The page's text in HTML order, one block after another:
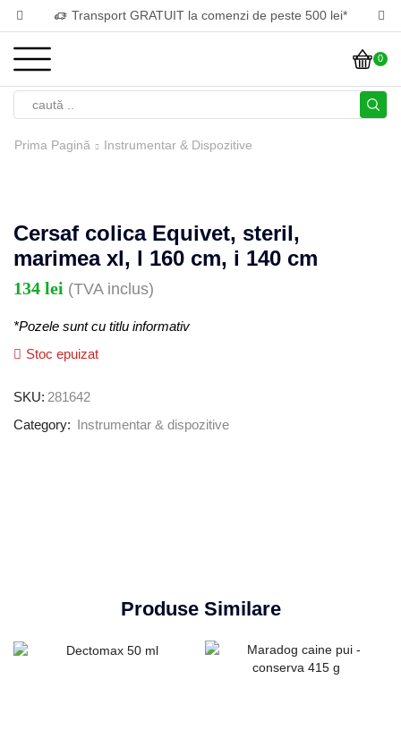
Transport GRATUIT la comenzi de peste 500 lei*
0
Prima Pagină Instrumentar & Dispozitive
Cersaf colica Equivet, steril,
marimea xl, l 160 cm, i 140 cm
134 lei (TVA inclus)
*Pozele sunt cu titlu informativ
Stoc epuizat
SKU: 281642
Category:
Instrumentar & dispozitive
Produse Similare